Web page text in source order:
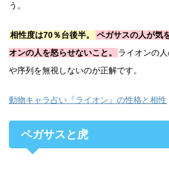
う。
相性度は70％台後半。
ペガサスの人が気
オンの人を怒らせないこと。
ライオンの
や序列を無視しないのが正解です。
動物キャラ占い『ライオン』の性格と相性
ペガサスと虎